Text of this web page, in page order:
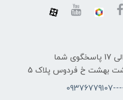
هفت روز هفته ،از ساعت 9 الی 17 پاسخگوی شما
بهشت خ فردوس پلاک 5